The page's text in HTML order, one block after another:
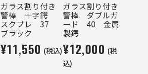
ガラス割り付き
警棒 十字鍔
スクプレ 37
ブラック
¥11,550 (税込)
ガラス割り付き
警棒 ダブルガ
ード 40 金属
製鍔
¥12,000 (税
込)